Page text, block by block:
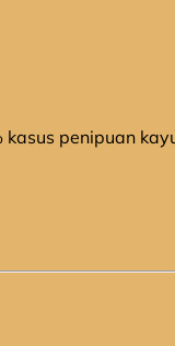
penipuan